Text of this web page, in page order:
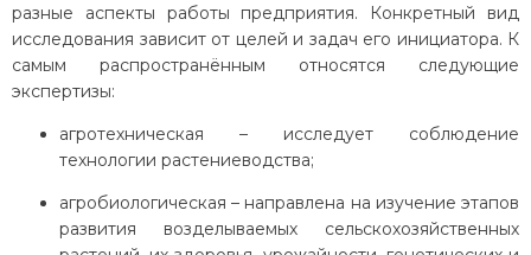
разные аспекты работы предприятия. Конкретный вид
исследования зависит от целей и задач его инициатора. К
самым распространённым относятся следующие
экспертизы:
агротехническая – исследует соблюдение
технологии растениеводства;
агробиологическая – направлена на изучение этапов
развития возделываемых сельскохозяйственных